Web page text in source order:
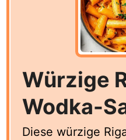
Würzige
Wodka-
Diese würzige